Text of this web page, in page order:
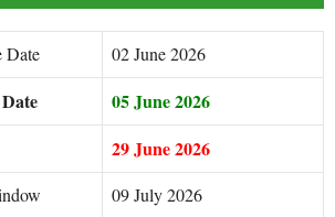
Date 02 June 2026
05 June 2026
29 June 2026
09 July 2026